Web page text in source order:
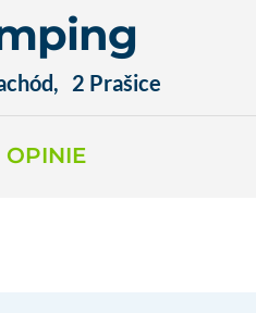
, 2 Prašice
OPINIE